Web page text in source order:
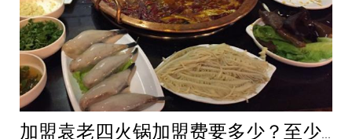
加盟袁老四火锅加盟费要多少？至少50万资金你准备好了吗？